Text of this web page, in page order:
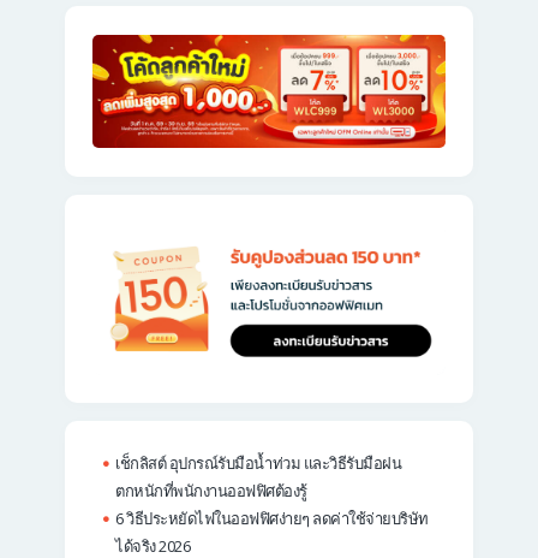
เช็กลิสต์ อุปกรณ์รับมือน้ำท่วม และวิธีรับมือฝน
ตกหนักที่พนักงานออฟฟิศต้องรู้
6 วิธีประหยัดไฟในออฟฟิศง่ายๆ ลดค่าใช้จ่ายบริษัท
ได้จริง 2026